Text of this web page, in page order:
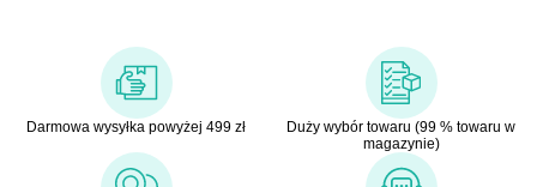
Darmowa wysyłka powyżej 499 zł
Duży wybór towaru (99 % towaru w
magazynie)